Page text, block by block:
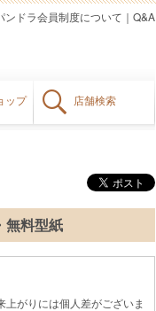
ップ 店舗検索
Q&A
｜
ンドラ会員制度について
無料型紙
がりには個人差がございま